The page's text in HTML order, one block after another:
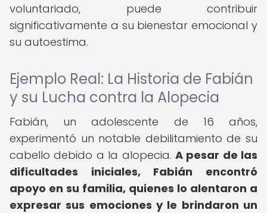
voluntariado, puede contribuir
significativamente a su bienestar emocional y
su autoestima.
Ejemplo Real: La Historia de Fabián
y su Lucha contra la Alopecia
Fabián, un adolescente de 16 años,
experimentó un notable debilitamiento de su
cabello debido a la alopecia. A pesar de las
dificultades iniciales, Fabián encontró
apoyo en su familia, quienes lo alentaron a
expresar sus emociones y le brindaron un